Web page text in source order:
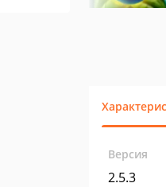
Версия
2.5.3